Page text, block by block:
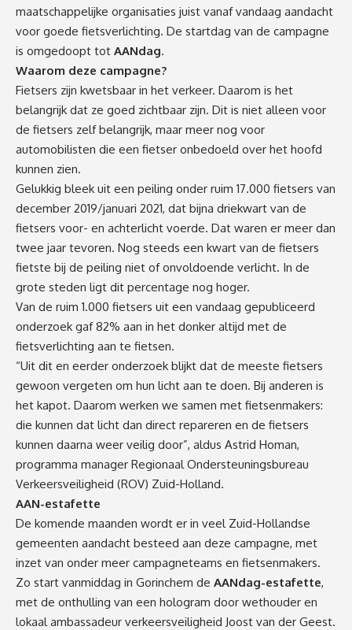
maatschappelijke organisaties juist vanaf vandaag aandacht
voor goede fietsverlichting. De startdag van de campagne
is omgedoopt tot AANdag.
Waarom deze campagne?
Fietsers zijn kwetsbaar in het verkeer. Daarom is het
belangrijk dat ze goed zichtbaar zijn. Dit is niet alleen voor
de fietsers zelf belangrijk, maar meer nog voor
automobilisten die een fietser onbedoeld over het hoofd
kunnen zien.
Gelukkig bleek uit een peiling onder ruim 17.000 fietsers van
december 2019/januari 2021, dat bijna driekwart van de
fietsers voor- en achterlicht voerde. Dat waren er meer dan
twee jaar tevoren. Nog steeds een kwart van de fietsers
fietste bij de peiling niet of onvoldoende verlicht. In de
grote steden ligt dit percentage nog hoger.
Van de ruim 1.000 fietsers uit een vandaag gepubliceerd
onderzoek gaf 82% aan in het donker altijd met de
fietsverlichting aan te fietsen.
“Uit dit en eerder onderzoek blijkt dat de meeste fietsers
gewoon vergeten om hun licht aan te doen. Bij anderen is
het kapot. Daarom werken we samen met fietsenmakers:
die kunnen dat licht dan direct repareren en de fietsers
kunnen daarna weer veilig door”, aldus Astrid Homan,
programma manager Regionaal Ondersteuningsbureau
Verkeersveiligheid (ROV) Zuid-Holland.
AAN-estafette
De komende maanden wordt er in veel Zuid-Hollandse
gemeenten aandacht besteed aan deze campagne, met
inzet van onder meer campagneteams en fietsenmakers.
Zo start vanmiddag in Gorinchem de AANdag-estafette,
met de onthulling van een hologram door wethouder en
lokaal ambassadeur verkeersveiligheid Joost van der Geest.